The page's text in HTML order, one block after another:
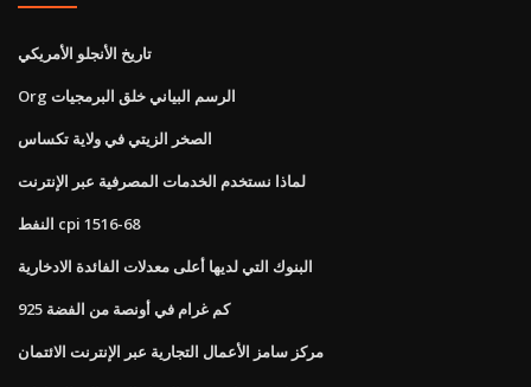
تاريخ الأنجلو الأمريكي
Org الرسم البياني خلق البرمجيات
الصخر الزيتي في ولاية تكساس
لماذا نستخدم الخدمات المصرفية عبر الإنترنت
النفط cpi 1516-68
البنوك التي لديها أعلى معدلات الفائدة الادخارية
كم غرام في أونصة من الفضة 925
مركز سامز الأعمال التجارية عبر الإنترنت الائتمان